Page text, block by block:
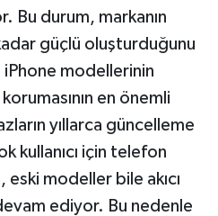
Bu durum, markanın
güçlü oluşturduğunu
modellerinin
en önemli
yıllarca güncelleme
kullanıcı için telefon
modeller bile akıcı
ediyor. Bu nedenle